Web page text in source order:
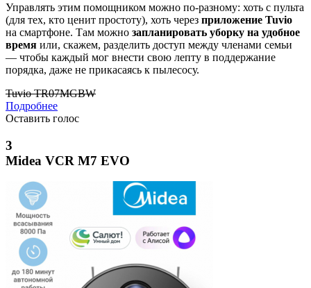
Управлять этим помощником можно по-разному: хоть с пульта
(для тех, кто ценит простоту), хоть через приложение Tuvio
на смартфоне. Там можно запланировать уборку на удобное
время или, скажем, разделить доступ между членами семьи
— чтобы каждый мог внести свою лепту в поддержание
порядка, даже не прикасаясь к пылесосу.
Tuvio TR07MGBW
Подробнее
Оставить голос
3
Midea VCR M7 EVO